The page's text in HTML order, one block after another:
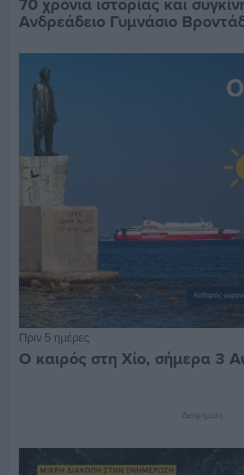
70 χρόνια ιστορίας και
Ανδρεάδειο Γυμνάσιο
Πριν 5 ημέρες
Ο καιρός στη Χίο, σήμερα 3
Διαφήμιση